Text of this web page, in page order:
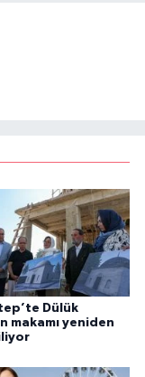
Dülük
makamı yeniden